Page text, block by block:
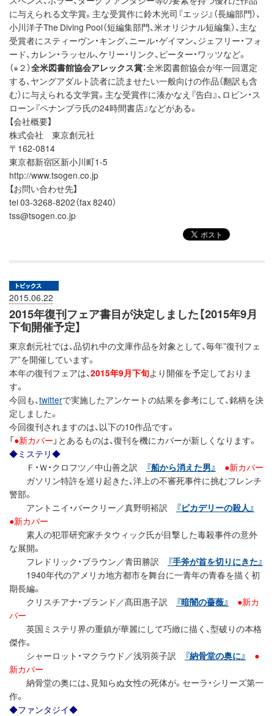
に与えられる文学賞。主な受賞作に鈴木光司『エッジ』（長編部門）、
小川洋子The Diving Pool（短編集部門、米オリジナル短編集）、主な
受賞者にスティーヴン・キング、ニール・ゲイマン、ジェフリー・フォ
ード、カレン・ラッセル、ケリー・リンク、ピーター・ワッツなど。
（※２）全米図書館協会アレックス賞：全米図書館協会が年一回選定
する、ヤングアダルト読者に読ませたい一般向けの作品（翻訳も含
む）に与えられる文学賞。主な受賞作に湊かなえ『告白』、ロビン・ス
ローン『ペナンブラ氏の24時間書店』などがある。
【会社概要】
株式会社 東京創元社
〒162-0814
東京都新宿区新小川町1-5
http://www.tsogen.co.jp
【お問い合わせ先】
tel 03-3268-8202（fax 8240）
tss@tsogen.co.jp
2015.06.22
2015年復刊フェア書目が決定しました【2015年9月
下旬開催予定】
東京創元社では、品切れ中の文庫作品を対象として、毎年”復刊フェ
ア”を開催しています。
本年の復刊フェアは、2015年9月下旬より開催を予定しておりま
す。
今回も、twitterで実施したアンケートの結果を参考にして、銘柄を決
定しました。
今回復刊されますのは、以下の10作品です。
「●新カバー 」とあるものは、復刊を機にカバーが新しくなります。
◆ミステリ◆
Ｆ・Ｗ・クロフツ／中山善之訳 『船から消えた男』
●新カバー
ガソリン特許を巡り起きた、洋上の不審死事件に挑むフレンチ
警部。
アントニイ・バークリー／真野明裕訳 『ピカデリーの殺人』
●新カバー
素人の犯罪研究家チタウィック氏が目撃した毒殺事件の意外
な展開。
フレドリック・ブラウン／青田勝訳 『手斧が首を切りにきた』
1940年代のアメリカ地方都市を舞台に一青年の青春を描く初
期長編。
クリスチアナ・ブランド／髙田惠子訳 『暗闇の薔薇』
●新カ
バー
英国ミステリ界の重鎮が華麗にして巧緻に描く、型破りの本格
傑作。
シャーロット・マクラウド／浅羽莢子訳 『納骨堂の奥に』
●
新カバー
納骨堂の奥には、見知らぬ女性の死体が。セーラ・シリーズ第一
作。
◆ファンタジイ◆